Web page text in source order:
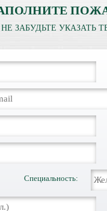
НЕ ЗАБУДЬТЕ УКАЗАТЬ
Специальность: